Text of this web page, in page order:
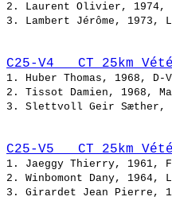
2. Laurent Olivier, 1974,
3. Lambert
C25-V4   CT 25km
1. Huber Thomas, 1968,
2. Tissot Damien,
3. Slettvoll Geir
C25-V5   CT 25km
1. Jaeggy
2. Winbomont Dany,
3. Girardet Jean Pierre,